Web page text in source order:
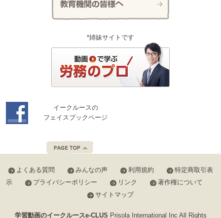
*姉妹サイトです
イークルースの
フェイスブックページ
よくある質問 みんなの声 利用規約
特定商取引表
示
プライバシーポリシー リンク
著作権について
サイトマップ
学習動画のイークルースe-CLUS Prisola International Inc All Rights